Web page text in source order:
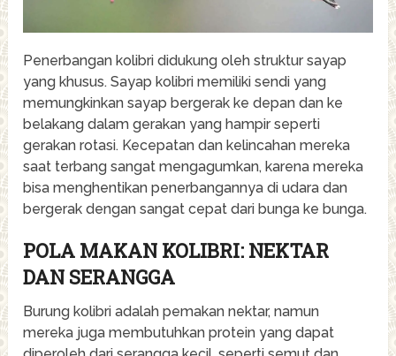
Penerbangan kolibri didukung oleh struktur sayap
yang khusus. Sayap kolibri memiliki sendi yang
memungkinkan sayap bergerak ke depan dan ke
belakang dalam gerakan yang hampir seperti
gerakan rotasi. Kecepatan dan kelincahan mereka
saat terbang sangat mengagumkan, karena mereka
bisa menghentikan penerbangannya di udara dan
bergerak dengan sangat cepat dari bunga ke bunga.
POLA MAKAN KOLIBRI: NEKTAR
DAN SERANGGA
Burung kolibri adalah pemakan nektar, namun
mereka juga membutuhkan protein yang dapat